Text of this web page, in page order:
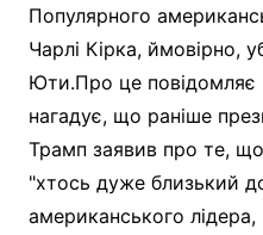
Популярного
Чарлі Кірка, ймовірно,
Юти.Про це повідомляє
нагадує, що раніше
Трамп заявив про те,
"хтось дуже близький
американського